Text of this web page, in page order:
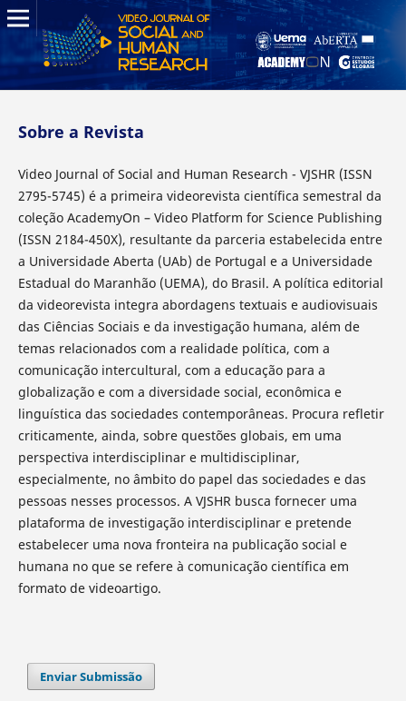
Sobre a Revista
Video Journal of Social and Human Research - VJSHR (ISSN
2795-5745) é a primeira videorevista científica semestral da
coleção AcademyOn – Video Platform for Science Publishing
(ISSN 2184-450X), resultante da parceria estabelecida entre
a Universidade Aberta (UAb) de Portugal e a Universidade
Estadual do Maranhão (UEMA), do Brasil. A política editorial
da videorevista integra abordagens textuais e audiovisuais
das Ciências Sociais e da investigação humana, além de
temas relacionados com a realidade política, com a
comunicação intercultural, com a educação para a
globalização e com a diversidade social, econômica e
linguística das sociedades contemporâneas. Procura refletir
criticamente, ainda, sobre questões globais, em uma
perspectiva interdisciplinar e multidisciplinar,
especialmente, no âmbito do papel das sociedades e das
pessoas nesses processos. A VJSHR busca fornecer uma
plataforma de investigação interdisciplinar e pretende
estabelecer uma nova fronteira na publicação social e
humana no que se refere à comunicação científica em
formato de videoartigo.
Enviar Submissão